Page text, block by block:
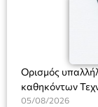
Ορισμός
καθηκόντων
05/08/2026